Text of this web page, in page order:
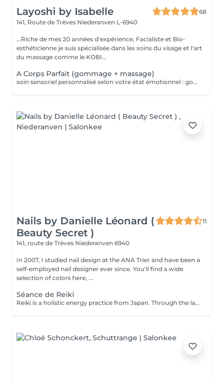
Layoshi by Isabelle
68
141, Route de Trèves Niederanven L-6940
...Riche de mes 20 années d'expérience, Facialiste et Bio-
esthéticienne je suis spécialisée dans les soins du visage et l'art
du massage comme le KOBI...
A Corps Parfait (gommage + massage)
soin sensoriel personnalisé selon votre état émotionnel : gommage complet du corps au sel rose de l'Himalaya pour une peau douce et satinée + douche + Massage personnalisé
Nails by Danielle Léonard (
Beauty Secret )
11
141, route de Trèves Niederanven 6940
In 2007, I studied nail design at the ANA Trier and have been a
self-employed nail designer ever since. You'll find a wide
selection of colors here, ...
Séance de Reiki
Reiki is a holistic energy practice from Japan. Through the laying on of hands, the flow of energy in the body is harmonized and the self-healing powers are activated.